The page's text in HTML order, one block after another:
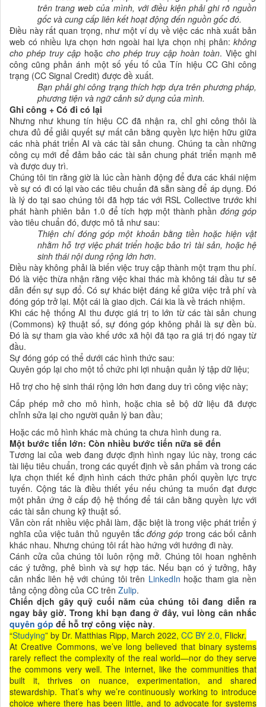
trên trang web của mình, với điều kiện phải ghi rõ nguồn
gốc và cung cấp liên kết hoạt động đến nguồn gốc đó.
Điều này rất quan trọng, như một ví dụ về việc các nhà xuất bản
web có nhiều lựa chọn hơn ngoài hai lựa chọn nhị phân: không
cho phép truy cậphoặc cho phép truy cập hoàn toàn. Việc ghi
công cũng phản ánh một số yếu tố của Tín hiệu CC Ghi công
trạng (CC Signal Credit) được đề xuất.
Bạn phải ghi công trạng thích hợp dựa trên phương pháp,
phương tiện và ngữ cảnh sử dụng của mình.
Ghi công + Có đi có lại
Nhưng như khung tín hiệu CC đã nhận ra, chỉ ghi công thôi là
chưa đủ để giải quyết sự mất cân bằng quyền lực hiện hữu giữa
các nhà phát triển AI và các tài sản chung. Chúng ta cần những
công cụ mới để đảm bảo các tài sản chung phát triển mạnh mẽ
và được duy trì.
Chúng tôi tin rằng giờ là lúc cần hành động để đưa các khái niệm
về sự có đi có lại vào các tiêu chuẩn đã sẵn sàng để áp dụng. Đó
là lý do tại sao chúng tôi đã hợp tác với RSL Collective trước khi
phát hành phiên bản 1.0 để tích hợp một thành phần đóng góp
vào tiêu chuẩn đó, được mô tả như sau:
Thiện chí đóng góp một khoản bằng tiền hoặc hiện vật
nhằm hỗ trợ việc phát triển hoặc bảo trì tài sản, hoặc hệ
sinh thái nội dung rộng lớn hơn.
Điều này không phải là biến việc truy cập thành một trạm thu phí.
Đó là việc thừa nhận rằng việc khai thác mà không tái đầu tư sẽ
dẫn đến sự sụp đổ. Có sự khác biệt đáng kể giữa việc trả phí và
đóng góp trở lại. Một cái là giao dịch. Cái kia là về trách nhiệm.
Khi các hệ thống AI thu được giá trị to lớn từ các tài sản chung
(Commons) kỹ thuật số, sự đóng góp không phải là sự đền bù.
Đó là sự tham gia vào khế ước xã hội đã tạo ra giá trị đó ngay từ
đầu.
Sự đóng góp có thể dưới các hình thức sau:
Quyên góp lại cho một tổ chức phi lợi nhuận quản lý tập dữ liệu;
Hỗ trợ cho hệ sinh thái rộng lớn hơn đang duy trì công việc này;
Cấp phép mở cho mô hình, hoặc chia sẻ bộ dữ liệu đã được
chỉnh sửa lại cho người quản lý ban đầu;
Hoặc các mô hình khác mà chúng ta chưa hình dung ra.
Một bước tiến lớn: Còn nhiều bước tiến nữa sẽ đến
Tương lai của web đang được định hình ngay lúc này, trong các
tài liệu tiêu chuẩn, trong các quyết định về sản phẩm và trong các
lựa chọn thiết kế định hình cách thức phân phối quyền lực trực
tuyến. Cộng tác là điều thiết yếu nếu chúng ta muốn đạt được
một phản ứng ở cấp độ hệ thống để tái cân bằng quyền lực với
các tài sản chung kỹ thuật số.
Vẫn còn rất nhiều việc phải làm, đặc biệt là trong việc phát triển ý
nghĩa của việc tuân thủ nguyên tắcđóng góp trong các bối cảnh
khác nhau. Nhưng chúng tôi rất hào hứng với hướng đi này.
Cánh cửa của chúng tôi luôn rộng mở. Chúng tôi hoan nghênh
các ý tưởng, phê bình và sự hợp tác. Nếu bạn có ý tưởng, hãy
cân nhắc liên hệ với chúng tôi trên LinkedIn hoặc tham gia nền
tảng cộng đồng của CC trên Zulip.
Chiến dịch gây quỹ cuối năm của chúng tôi đang diễn ra
ngay bây giờ. Trong khi bạn đang ở đây, vui lòng cân nhắc
quyên góp để hỗ trợ công việc này.
“Studying” by Dr. Matthias Ripp, March 2022, CC BY 2.0, Flickr.
At Creative Commons, we’ve long believed that binary systems
rarely reflect the complexity of the real world—nor do they serve
the commons very well. The internet, like the communities that
built it, thrives on nuance, experimentation, and shared
stewardship. That’s why we’re continuously working to introduce
choice where there has been little, and to advocate for systems